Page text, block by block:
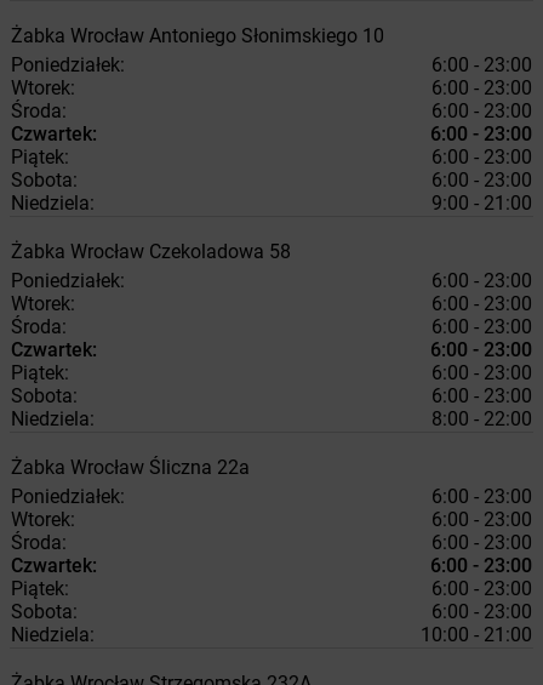
Żabka Wrocław Antoniego Słonimskiego 10
Poniedziałek:
6:00 - 23:00
Wtorek:
6:00 - 23:00
Środa:
6:00 - 23:00
Czwartek:
6:00 - 23:00
Piątek:
6:00 - 23:00
Sobota:
6:00 - 23:00
Niedziela:
9:00 - 21:00
Żabka Wrocław Czekoladowa 58
Poniedziałek:
6:00 - 23:00
Wtorek:
6:00 - 23:00
Środa:
6:00 - 23:00
Czwartek:
6:00 - 23:00
Piątek:
6:00 - 23:00
Sobota:
6:00 - 23:00
Niedziela:
8:00 - 22:00
Żabka Wrocław Śliczna 22a
Poniedziałek:
6:00 - 23:00
Wtorek:
6:00 - 23:00
Środa:
6:00 - 23:00
Czwartek:
6:00 - 23:00
Piątek:
6:00 - 23:00
Sobota:
6:00 - 23:00
Niedziela:
10:00 - 21:00